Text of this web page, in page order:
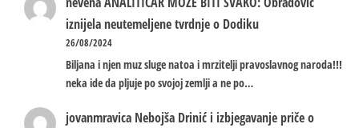
iznijela neutemeljene tvrdnje o Dodiku
26/08/2024
Biljana i njen muz sluge natoa i mrzitelji pravoslavnog naroda!!!
neka ide da pljuje po svojoj zemlji a ne po…
jovanmravica Nebojša Drinić i izbjegavanje priče o